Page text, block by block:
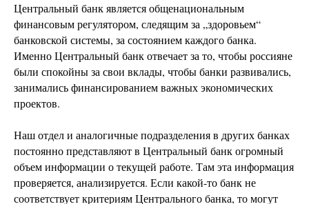
Центральный банк является общенациональным
финансовым регулятором, следящим за „здоровьем“
банковской системы, за состоянием каждого банка.
Именно Центральный банк отвечает за то, чтобы россияне
были спокойны за свои вклады, чтобы банки развивались,
занимались финансированием важных экономических
проектов.
Наш отдел и аналогичные подразделения в других банках
постоянно представляют в Центральный банк огромный
объем информации о текущей работе. Там эта информация
проверяется, анализируется. Если какой-то банк не
соответствует критериям Центрального банка, то могут